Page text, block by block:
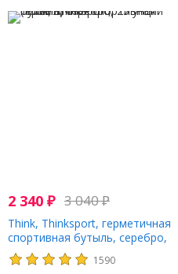
2 340 ₽ 3 040₽
Think, Thinksport, герметичная
спортивная бутыль, серебро,
25 унций (750 мл)
1590